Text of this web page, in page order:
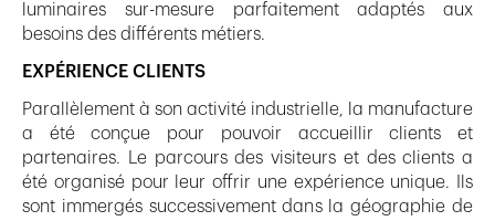
luminaires sur-mesure parfaitement adaptés aux
besoins des différents métiers.
EXPÉRIENCE CLIENTS
Parallèlement à son activité industrielle, la manufacture
a été conçue pour pouvoir accueillir clients et
partenaires. Le parcours des visiteurs et des clients a
été organisé pour leur offrir une expérience unique. Ils
sont immergés successivement dans la géographie de